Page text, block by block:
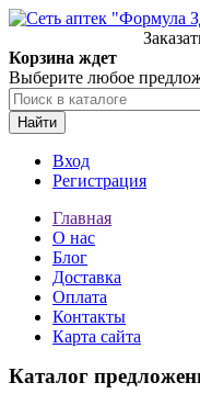
Корзина ждет
Выберите любое
Найти
Вход
Регистрация
Главная
О нас
Блог
Доставка
Оплата
Контакты
Карта сайта
Каталог